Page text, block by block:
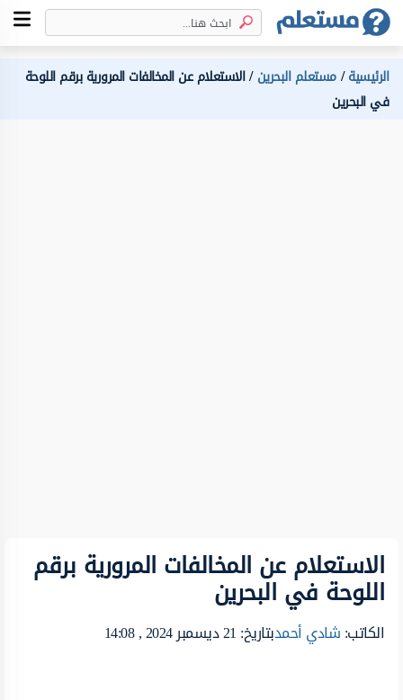
الرئيسية مستعلم البحرين الاستعلام عن المخالفات المرورية برقم اللوحة
في البحرين
الاستعلام عن المخالفات المرورية برقم
اللوحة في البحرين
الكاتب:شادي أحمدبتاريخ: 21 ديسمبر 2024 , 14:08